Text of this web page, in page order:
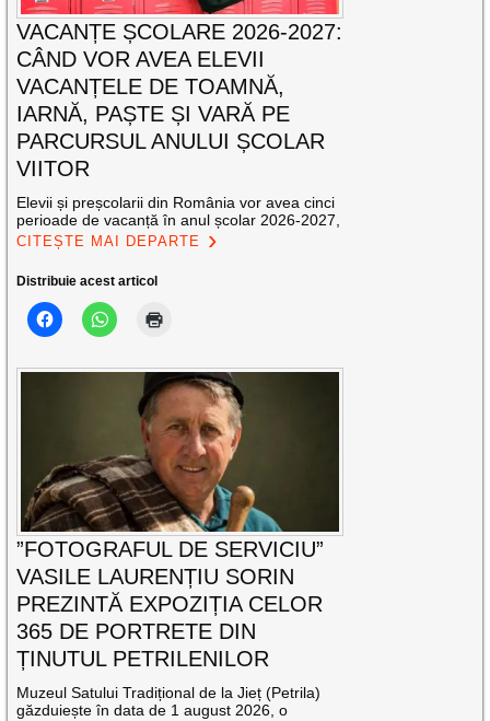
VACANȚE ȘCOLARE 2026-2027:
CÂND VOR AVEA ELEVII
VACANȚELE DE TOAMNĂ,
IARNĂ, PAȘTE ȘI VARĂ PE
PARCURSUL ANULUI ȘCOLAR
VIITOR
Elevii și preșcolarii din România vor avea cinci
perioade de vacanță în anul școlar 2026-2027,
CITEȘTE MAI DEPARTE
Distribuie acest articol
”FOTOGRAFUL DE SERVICIU”
VASILE LAURENȚIU SORIN
PREZINTĂ EXPOZIȚIA CELOR
365 DE PORTRETE DIN
ȚINUTUL PETRILENILOR
Muzeul Satului Tradițional de la Jieț (Petrila)
găzduiește în data de 1 august 2026, o